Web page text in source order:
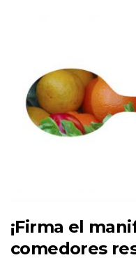
¡Firma el
comedores